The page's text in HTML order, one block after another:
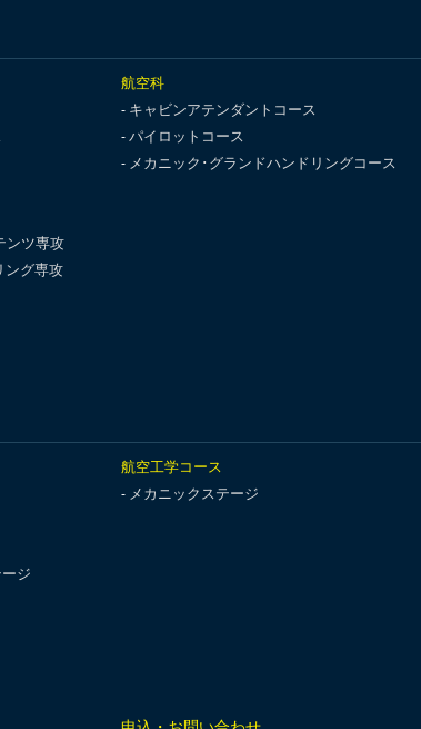
ンツ専攻
ング専攻
航空科
キャビンアテンダントコース
パイロットコース
メカニック･グランドハンドリングコース
ジ
航空工学コース
メカニックステージ